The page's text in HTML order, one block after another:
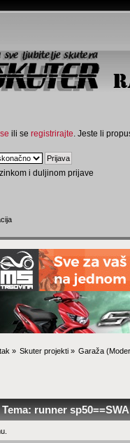
ili se registrirajte . Jeste li
i duljinom prijave
» Skuter projekti» Garaža
runner